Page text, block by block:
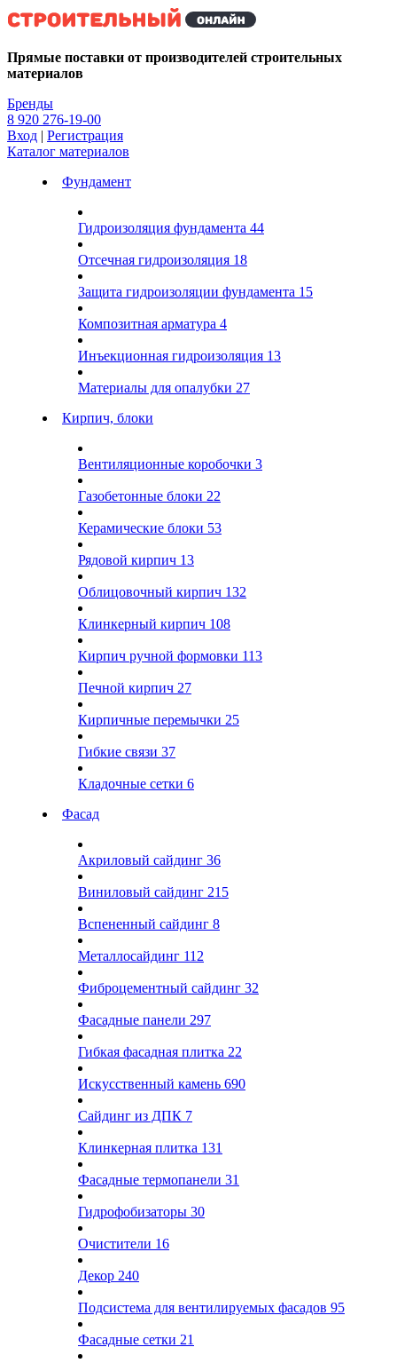
Kg
Прямые поставки от производителей строительных
материалов
Бренды
8 920 276-19-00
Вход | Регистрация
Каталог материалов
Фундамент
Гидроизоляция фундамента 44
Отсечная гидроизоляция 18
Защита гидроизоляции фундамента 15
Композитная арматура 4
Инъекционная гидроизоляция 13
Материалы для опалубки 27
Кирпич, блоки
Вентиляционные коробочки 3
Газобетонные блоки 22
Керамические блоки 53
Рядовой кирпич 13
Облицовочный кирпич 132
Клинкерный кирпич 108
Кирпич ручной формовки 113
Печной кирпич 27
Кирпичные перемычки 25
Гибкие связи 37
Кладочные сетки 6
Фасад
Акриловый сайдинг 36
Виниловый сайдинг 215
Вспененный сайдинг 8
Металлосайдинг 112
Фиброцементный сайдинг 32
Фасадные панели 297
Гибкая фасадная плитка 22
Искусственный камень 690
Сайдинг из ДПК 7
Клинкерная плитка 131
Фасадные термопанели 31
Гидрофобизаторы 30
Очистители 16
Декор 240
Подсистема для вентилируемых фасадов 95
Фасадные сетки 21